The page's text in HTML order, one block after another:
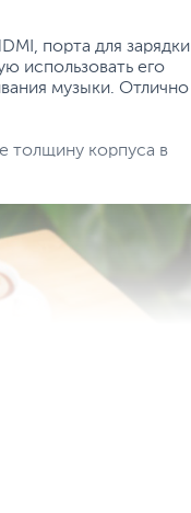
порта для зарядки
использовать его
музыки. Отлично
толщину корпуса в